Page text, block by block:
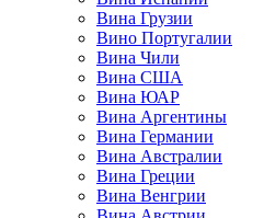
Вина Грузии
Вино Португалии
Вина Чили
Вина США
Вина ЮАР
Вина Аргентины
Вина Германии
Вина Австралии
Вина Греции
Вина Венгрии